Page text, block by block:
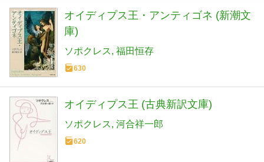
オイディプス王・アンティゴネ (新潮文
庫)
ソポクレス 福田恒存
630
オイディプス王 (古典新訳文庫)
ソポクレス 河合祥一郎
620